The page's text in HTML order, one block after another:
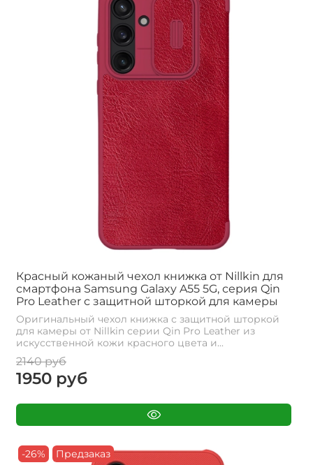
Красный кожаный чехол книжка от Nillkin для
смартфона Samsung Galaxy A55 5G, серия Qin
Pro Leather с защитной шторкой для камеры
Оригинальный чехол книжка с защитной шторкой
для камеры от Nillkin серии Qin Pro Leather из
искусственной кожи красного цвета и...
2140 руб
1950 руб
-26% Предзаказ